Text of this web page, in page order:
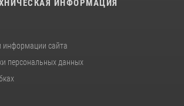
ИНФОРМАЦИЯ
информации сайта
персональных данных